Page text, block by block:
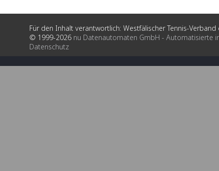
Für den Inhalt verantwortlich: Westfälischer Tennis-Verband
© 1999-2026 nu Datenautomaten GmbH - Automatisierte
Datenschutz